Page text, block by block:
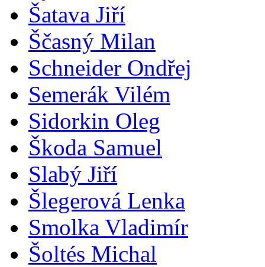
Šatava Jiří
Ščasný Milan
Schneider Ondřej
Semerák Vilém
Sidorkin Oleg
Škoda Samuel
Slabý Jiří
Šlegerová Lenka
Smolka Vladimír
Šoltés Michal